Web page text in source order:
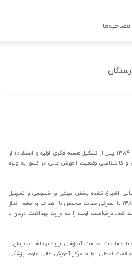
مصاحبه‌ها
مرکز آموزش عالی علوم پزشکی وارستگان در بهمن ماه ۱۳۸۴ پس از تشکیل هسته فکری اولیه و استفاده از
کارشناسی وضعیت آموزش عالی در کشور به ویژه
اشباع نشده بخش دولتی و خصوصی و تسهیل
دسترسی برابر فرصت‌های آموزشی در شهریور ماه ۱۳۸۵ با معرفی هیات موسس با اهداف و چشم انداز
شد، درخواست اولیه را به وزارت بهداشت درمان و
با مساعدت معاونت آموزشی وزارت بهداشت، درمان و
موفق به دریافت موافقت اصولی اولیه مرکز آموزش عالی علوم پزشکی